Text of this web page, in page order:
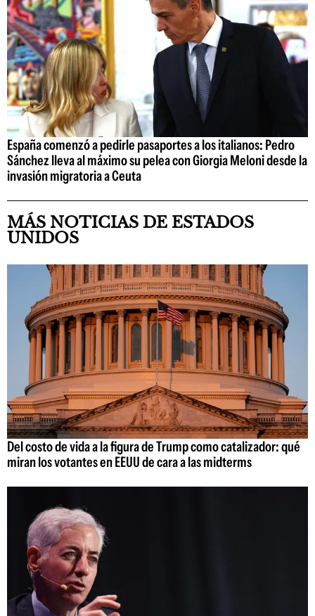
España comenzó a pedirle pasaportes a los italianos: Pedro
Sánchez lleva al máximo su pelea con Giorgia Meloni desde la
invasión migratoria a Ceuta
MÁS NOTICIAS DE ESTADOS
UNIDOS
Del costo de vida a la figura de Trump como catalizador: qué
miran los votantes en EEUU de cara a las midterms